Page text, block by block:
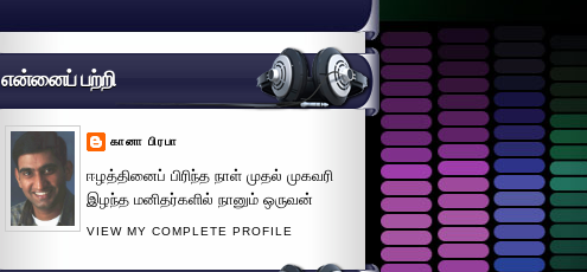
என்னைப் பற்றி
கானா பிரபா
ஈழத்தினைப் பிரிந்த நாள் முதல் முகவரி
இழந்த மனிதர்களில் நானும் ஒருவன்
VIEW MY COMPLETE PROFILE